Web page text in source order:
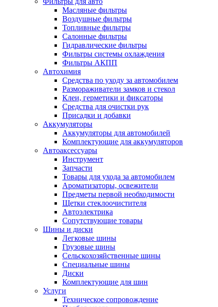
Масляные фильтры
Воздушные фильтры
Топливные фильтры
Салонные фильтры
Гидравлические фильтры
Фильтры системы охлаждения
Фильтры АКПП
Автохимия
Средства по уходу за автомобилем
Размораживатели замков и стекол
Клеи, герметики и фиксаторы
Средства для очистки рук
Присадки и добавки
Аккумуляторы
Аккумуляторы для автомобилей
Комплектующие для аккумуляторов
Автоаксессуары
Инструмент
Запчасти
Товары для ухода за автомобилем
Ароматизаторы, освежители
Предметы первой необходимости
Щетки стеклоочистителя
Автоэлектрика
Сопутствующие товары
Шины и диски
Легковые шины
Грузовые шины
Сельскохозяйственные шины
Специальные шины
Диски
Комплектующие для шин
Услуги
Техническое сопровождение